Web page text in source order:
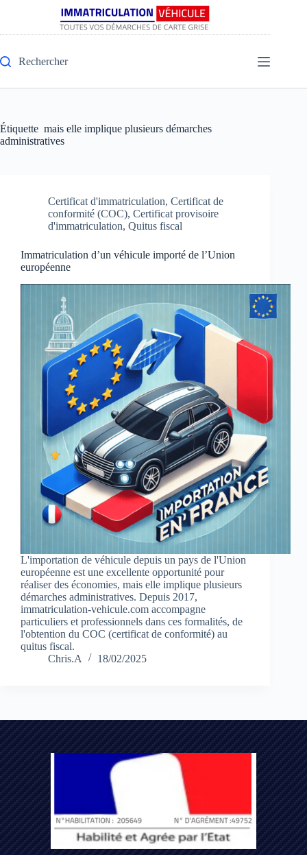
Rechercher
Étiquette mais elle implique plusieurs démarches
administratives
Certificat d'immatriculation, Certificat de
conformité (COC), Certificat provisoire
d'immatriculation, Quitus fiscal
Immatriculation d’un véhicule importé de l’Union
européenne
L'importation de véhicule depuis un pays de l'Union
européenne est une excellente opportunité pour
réaliser des économies, mais elle implique plusieurs
démarches administratives. Depuis 2017,
immatriculation-vehicule.com accompagne
particuliers et professionnels dans ces formalités, de
l'obtention du COC (certificat de conformité) au
quitus fiscal.
Chris.A
18/02/2025